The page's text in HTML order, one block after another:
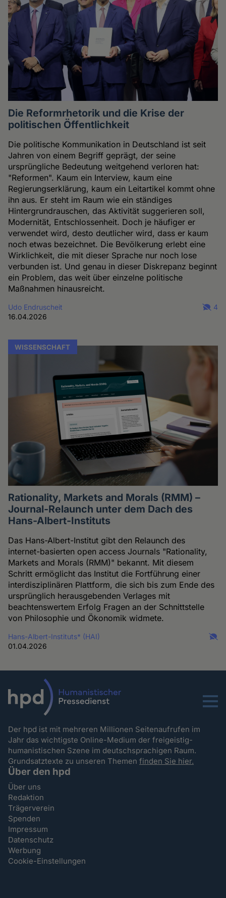
Die Reformrhetorik und die Krise der
politischen Öffentlichkeit
Die politische Kommunikation in Deutschland ist seit
Jahren von einem Begriff geprägt, der seine
ursprüngliche Bedeutung weitgehend verloren hat:
"Reformen". Kaum ein Interview, kaum eine
Regierungserklärung, kaum ein Leitartikel kommt ohne
ihn aus. Er steht im Raum wie ein ständiges
Hintergrundrauschen, das Aktivität suggerieren soll,
Modernität, Entschlossenheit. Doch je häufiger er
verwendet wird, desto deutlicher wird, dass er kaum
noch etwas bezeichnet. Die Bevölkerung erlebt eine
Wirklichkeit, die mit dieser Sprache nur noch lose
verbunden ist. Und genau in dieser Diskrepanz beginnt
ein Problem, das weit über einzelne politische
Maßnahmen hinausreicht.
Udo Endruscheit
16.04.2026
4
WISSENSCHAFT
Rationality, Markets and Morals (RMM) –
Journal-Relaunch unter dem Dach des
Hans-Albert-Instituts
Das Hans-Albert-Institut gibt den Relaunch des
internet-basierten open access Journals "Rationality,
Markets and Morals (RMM)" bekannt. Mit diesem
Schritt ermöglicht das Institut die Fortführung einer
interdisziplinären Plattform, die sich bis zum Ende des
ursprünglich herausgebenden Verlages mit
beachtenswertem Erfolg Fragen an der Schnittstelle
von Philosophie und Ökonomik widmete.
Hans-Albert-Instituts* (HAI)
01.04.2026
Menu
Der hpd ist mit mehreren Millionen Seitenaufrufen im
Jahr das wichtigste Online-Medium der freigeistig-
humanistischen Szene im deutschsprachigen Raum.
Grundsatztexte zu unseren Themenfinden Sie hier.
Über den hpd
Über uns
Redaktion
Trägerverein
Spenden
Impressum
Datenschutz
Werbung
Cookie-Einstellungen